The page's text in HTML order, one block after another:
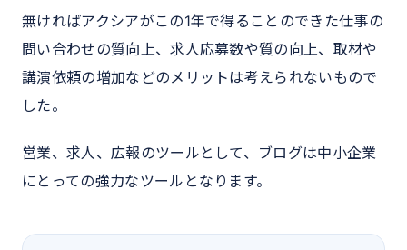
無ければアクシアがこの1年で得ることのできた仕事の
問い合わせの質向上、求人応募数や質の向上、取材や
講演依頼の増加などのメリットは考えられないもので
した。
営業、求人、広報のツールとして、ブログは中小企業
にとっての強力なツールとなります。